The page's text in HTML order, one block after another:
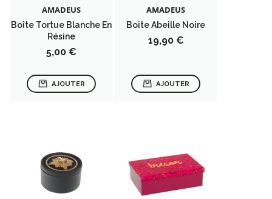
AMADEUS
Boîte Tortue Blanche En
Résine
Prix
5,00 €
AJOUTER
AMADEUS
Boite Abeille Noire
Prix
19,90 €
AJOUTER